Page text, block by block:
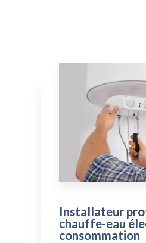
Installateur
chauffe-eau
consommation